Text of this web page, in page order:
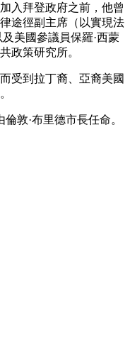
入拜登政府之前，他曾
途徑副主席（以實現法
美國參議員保羅·西蒙
政策研究所。
受到拉丁裔、亞裔美國
敦·布里德市長任命。